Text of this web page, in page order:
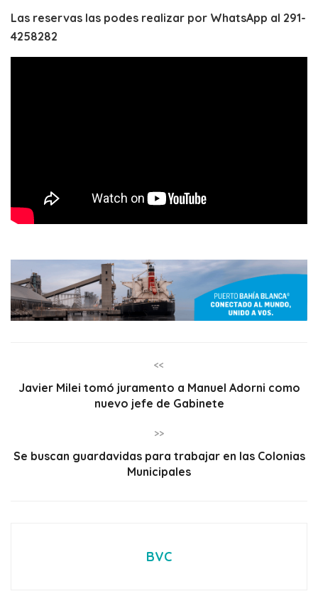
Las reservas las podes realizar por WhatsApp al 291-
4258282
<<
Javier Milei tomó juramento a Manuel Adorni como
nuevo jefe de Gabinete
>>
Se buscan guardavidas para trabajar en las Colonias
Municipales
BVC